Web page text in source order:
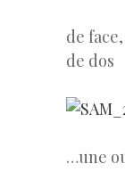
de
de dos
…une